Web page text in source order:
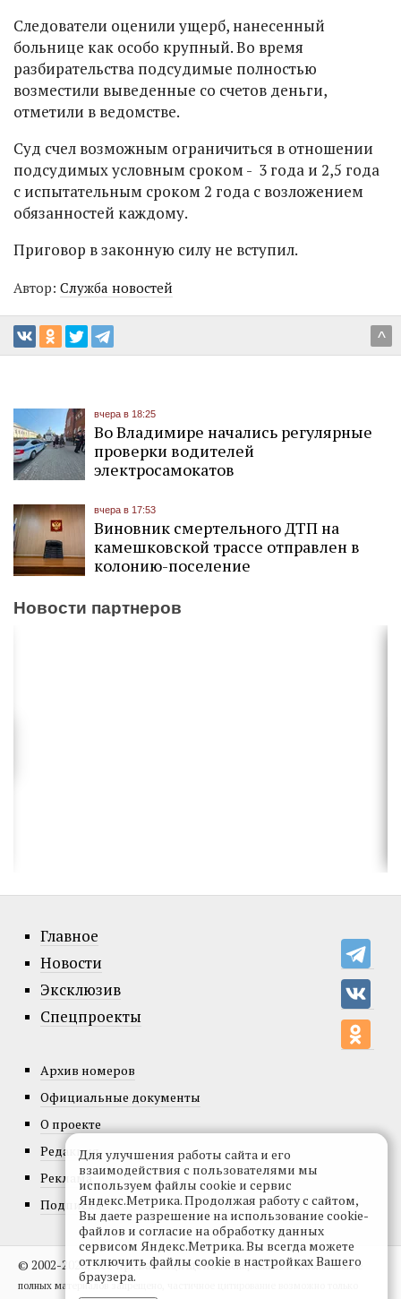
Следователи оценили ущерб, нанесенный
больнице как особо крупный. Во время
разбирательства подсудимые полностью
возместили выведенные со счетов деньги,
отметили в ведомстве.
Суд счел возможным ограничиться в отношении
подсудимых условным сроком - 3 года и 2,5 года
с испытательным сроком 2 года с возложением
обязанностей каждому.
Приговор в законную силу не вступил.
Автор: Служба новостей
^
вчера в 18:25
Во Владимире начались регулярные
проверки водителей
электросамокатов
вчера в 17:53
Виновник смертельного ДТП на
камешковской трассе отправлен в
колонию-поселение
Новости партнеров
Главное
Новости
Эксклюзив
Спецпроекты
Архив номеров
Официальные документы
О проекте
Редакция
Реклама
Подписка
© 2002-2026, Все права защищены.Копирование и использование
полных материалов запрещено, частичное цитирование возможно только
Для улучшения работы сайта и его
взаимодействия с пользователями мы
используем файлы cookie и сервис
Яндекс.Метрика. Продолжая работу с сайтом,
Вы даете разрешение на использование cookie-
файлов и согласие на обработку данных
сервисом Яндекс.Метрика. Вы всегда можете
отключить файлы cookie в настройках Вашего
браузера.